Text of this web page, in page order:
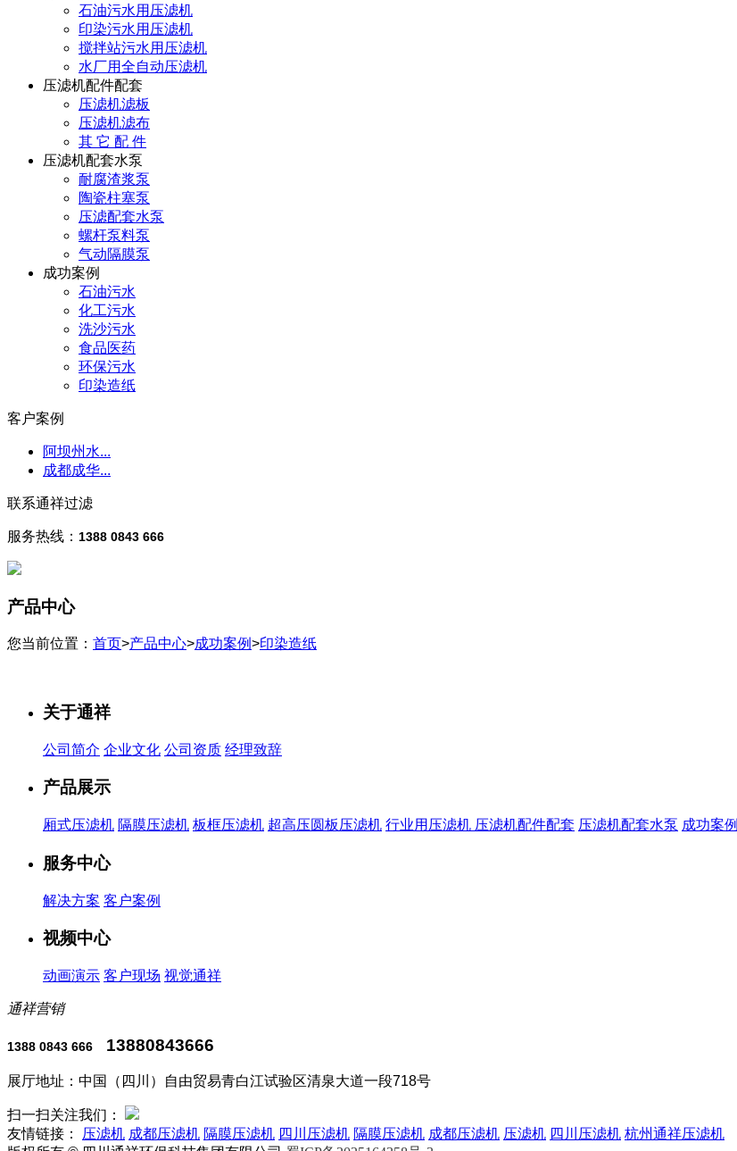
石油污水用压滤机
印染污水用压滤机
搅拌站污水用压滤机
水厂用全自动压滤机
压滤机配件配套
压滤机滤板
压滤机滤布
其 它 配 件
压滤机配套水泵
耐腐渣浆泵
陶瓷柱塞泵
压滤配套水泵
螺杆泵料泵
气动隔膜泵
成功案例
石油污水
化工污水
洗沙污水
食品医药
环保污水
印染造纸
客户案例
阿坝州水...
成都成华...
联系通祥过滤
服务热线： 1388 0843 666
产品中心
您当前位置： 首页>产品中心>成功案例>印染造纸
关于通祥
公司简介 企业文化 公司资质 经理致辞
产品展示
厢式压滤机 隔膜压滤机 板框压滤机 超高压圆板压滤机 行业用压滤机 压滤机配件配套 压滤机配套水泵 成功案例
服务中心
解决方案 客户案例
视频中心
动画演示 客户现场 视觉通祥
通祥营销
1388 0843 666 13880843666
展厅地址：中国（四川）自由贸易青白江试验区清泉大道一段718号
扫一扫关注我们：
友情链接：
压滤机 成都压滤机 隔膜压滤机 四川压滤机 隔膜压滤机 成都压滤机 压滤机 四川压滤机 杭州通祥压滤机